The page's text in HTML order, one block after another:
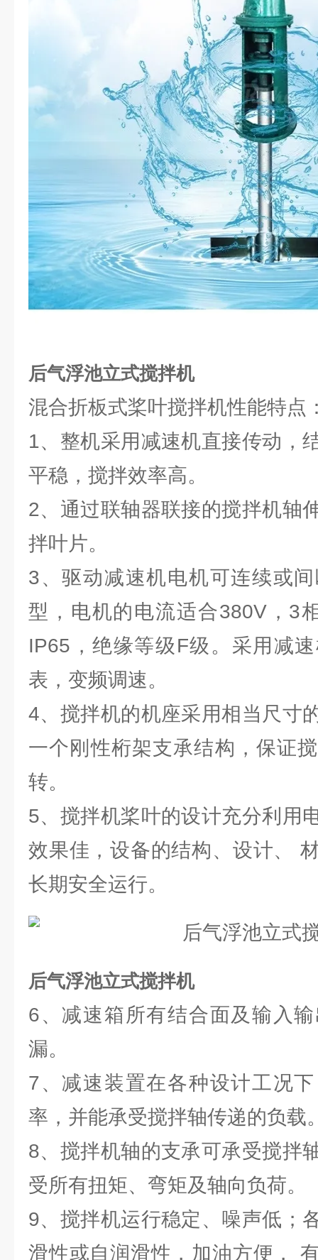
后气浮池立式搅拌机
混合折板式桨叶搅拌机性能特点
1、整机采用减速机直接传动，
平稳，搅拌效率高。
2、通过联轴器联接的搅拌机轴
拌叶片。
3、驱动减速机电机可连续或
型，电机的电流适合380V，3
IP65，绝缘等级F级。采用减
表，变频调速。
4、搅拌机的机座采用相当尺寸
一个刚性桁架支承结构，保证
转。
5、搅拌机桨叶的设计充分利用
效果佳，设备的结构、设计、
长期安全运行。
后气浮池立式搅拌机
6、减速箱所有结合面及输入
漏。
7、减速装置在各种设计工况
率，并能承受搅拌轴传递的负载
8、搅拌机轴的支承可承受搅拌
受所有扭矩、弯矩及轴向负荷。
9、搅拌机运行稳定、噪声低；
滑性或自润滑性，加油方便，